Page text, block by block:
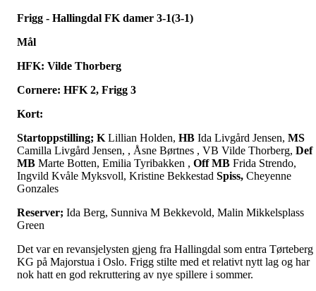
Frigg - Hallingdal FK damer 3-1(3-1)
Mål
HFK: Vilde Thorberg
Cornere: HFK 2, Frigg 3
Kort:
Startoppstilling; K Lillian Holden, HB Ida Livgård Jensen, MS
Camilla Livgård Jensen, , Åsne Børtnes , VB Vilde Thorberg, Def
MB Marte Botten, Emilia Tyribakken , Off MB Frida Strendo,
Ingvild Kvåle Myksvoll, Kristine Bekkestad Spiss, Cheyenne
Gonzales
Reserver; Ida Berg, Sunniva M Bekkevold, Malin Mikkelsplass
Green
Det var en revansjelysten gjeng fra Hallingdal som entra Tørteberg
KG på Majorstua i Oslo. Frigg stilte med et relativt nytt lag og har
nok hatt en god rekruttering av nye spillere i sommer.